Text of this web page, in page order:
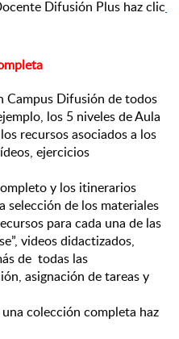
Difusión Plus haz clic
Campus Difusión de todos
los 5 niveles de Aula
recursos asociados a los
ejercicios
y los itinerarios
selección de los materiales
para cada una de las
videos didactizados,
de  todas las
asignación de tareas y
colección completa haz